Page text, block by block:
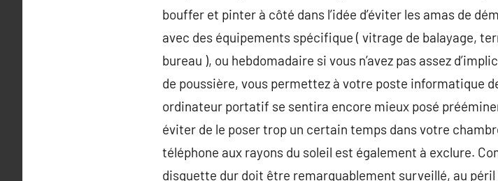
bouffer et pinter à côté dans l’idée d’éviter les amas de
avec des équipements spécifique ( vitrage de balayage,
bureau ), ou hebdomadaire si vous n’avez pas assez
de poussière, vous permettez à votre poste informatique
ordinateur portatif se sentira encore mieux posé
éviter de le poser trop un certain temps dans votre
téléphone aux rayons du soleil est également à exclure.
disquette dur doit être remarquablement surveillé, au